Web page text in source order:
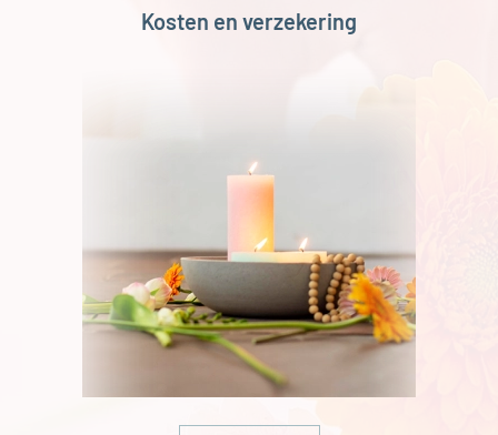
Kosten en verzekering